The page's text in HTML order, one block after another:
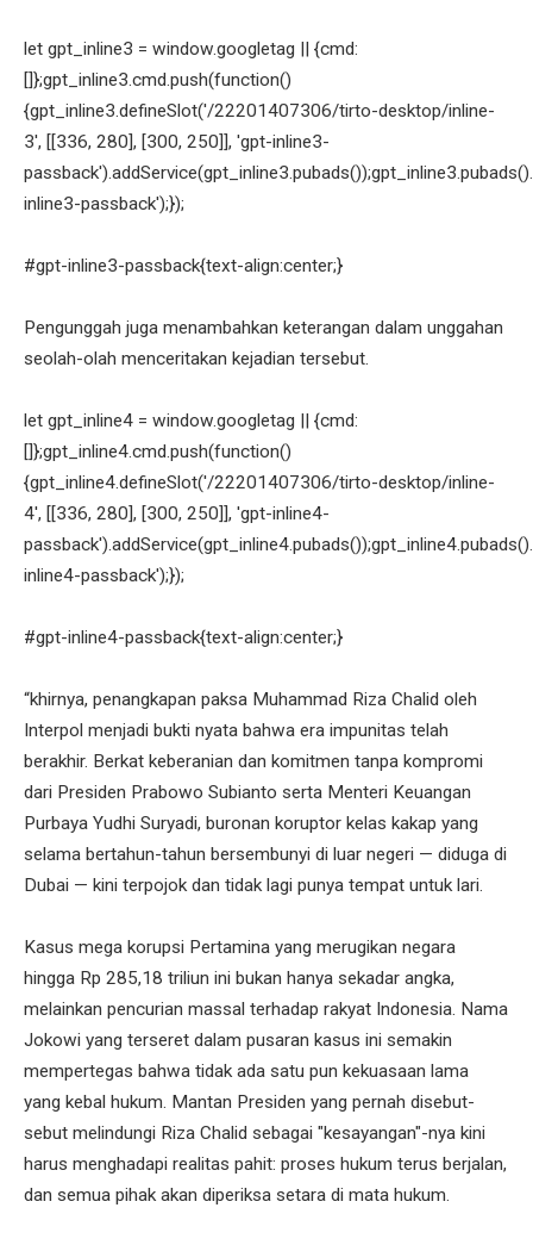
let gpt_inline3 = window.googletag || {cmd:
[]};gpt_inline3.cmd.push(function()
{gpt_inline3.defineSlot('/22201407306/tirto-desktop/inline-
3', [[336, 280], [300, 250]], 'gpt-inline3-
inline3-passback');});
#gpt-inline3-passback{text-align:center;}
Pengunggah juga menambahkan keterangan dalam unggahan
seolah-olah menceritakan kejadian tersebut.
let gpt_inline4 = window.googletag || {cmd:
[]};gpt_inline4.cmd.push(function()
{gpt_inline4.defineSlot('/22201407306/tirto-desktop/inline-
4', [[336, 280], [300, 250]], 'gpt-inline4-
inline4-passback');});
#gpt-inline4-passback{text-align:center;}
“khirnya, penangkapan paksa Muhammad Riza Chalid oleh
Interpol menjadi bukti nyata bahwa era impunitas telah
berakhir. Berkat keberanian dan komitmen tanpa kompromi
dari Presiden Prabowo Subianto serta Menteri Keuangan
Purbaya Yudhi Suryadi, buronan koruptor kelas kakap yang
selama bertahun-tahun bersembunyi di luar negeri — diduga di
Dubai — kini terpojok dan tidak lagi punya tempat untuk lari.
Kasus mega korupsi Pertamina yang merugikan negara
hingga Rp 285,18 triliun ini bukan hanya sekadar angka,
melainkan pencurian massal terhadap rakyat Indonesia. Nama
Jokowi yang terseret dalam pusaran kasus ini semakin
mempertegas bahwa tidak ada satu pun kekuasaan lama
yang kebal hukum. Mantan Presiden yang pernah disebut-
sebut melindungi Riza Chalid sebagai "kesayangan"-nya kini
harus menghadapi realitas pahit: proses hukum terus berjalan,
dan semua pihak akan diperiksa setara di mata hukum.